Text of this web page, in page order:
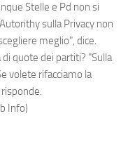
Stelle e Pd non si
sulla Privacy non
meglio", dice.
quote dei partiti? "Sulla
volete rifacciamo la
Info)